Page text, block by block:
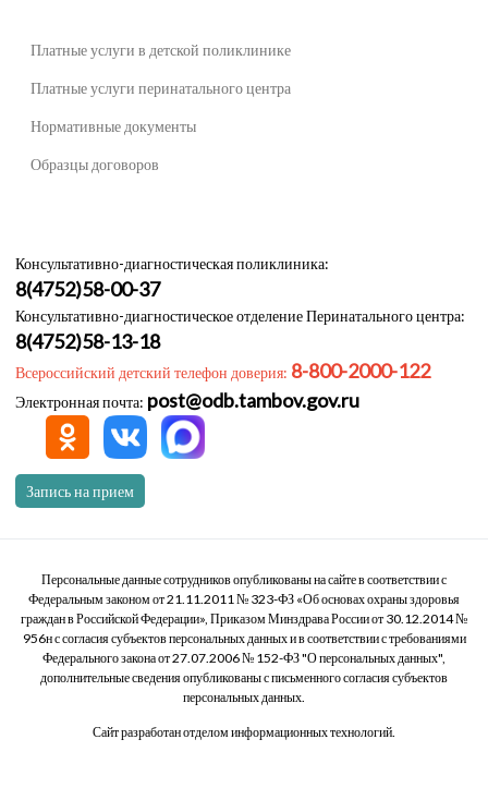
Платные услуги в детской поликлинике
Платные услуги перинатального центра
Нормативные документы
Образцы договоров
Консультативно-диагностическая поликлиника:
8(4752)58-00-37
Консультативно-диагностическое отделение Перинатального центра:
8(4752)58-13-18
Всероссийский детский телефон доверия: 8-800-2000-122
Электронная почта: post@odb.tambov.gov.ru
Запись на прием
Персональные данные сотрудников опубликованы на сайте в соответствии с
Федеральным законом от 21.11.2011 № 323-ФЗ «Об основах охраны здоровья
граждан в Российской Федерации», Приказом Минздрава России от 30.12.2014 №
956н с согласия субъектов персональных данных и в соответствии с требованиями
Федерального закона от 27.07.2006 № 152-ФЗ "О персональных данных",
дополнительные сведения опубликованы с письменного согласия субъектов
персональных данных.
Сайт разработан отделом информационных технологий.